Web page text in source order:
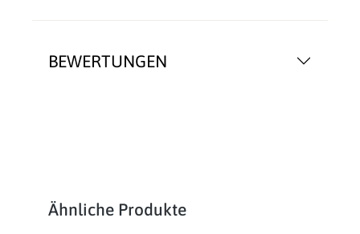
BEWERTUNGEN
Produktgalerie überspringen
Ähnliche Produkte